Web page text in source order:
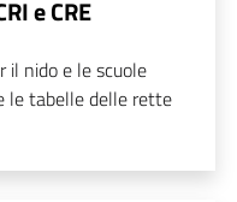
e CRE
il nido e le scuole
le tabelle delle rette